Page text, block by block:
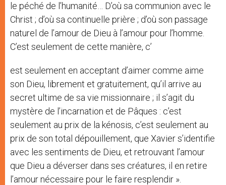
le péché de l’humanité… D’où sa communion avec le
Christ ; d’où sa continuelle prière ; d’où son passage
naturel de l’amour de Dieu à l’amour pour l’homme.
C’est seulement de cette manière, c’
est seulement en acceptant d’aimer comme aime
son Dieu, librement et gratuitement, qu’il arrive au
secret ultime de sa vie missionnaire ; il s’agit du
mystère de l’incarnation et de Pâques : c’est
seulement au prix de la kénosis, c’est seulement au
prix de son total dépouillement, que Xavier s’identifie
avec les sentiments de Dieu, et retrouvant l’amour
que Dieu a déverser dans ses créatures, il en retire
l’amour nécessaire pour le faire resplendir ».